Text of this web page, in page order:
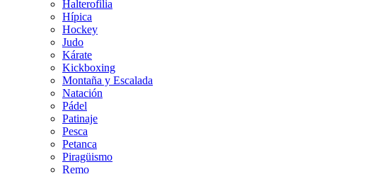
Halterofilia
Hípica
Hockey
Judo
Kárate
Kickboxing
Montaña y Escalada
Natación
Pádel
Patinaje
Pesca
Petanca
Piragüismo
Remo